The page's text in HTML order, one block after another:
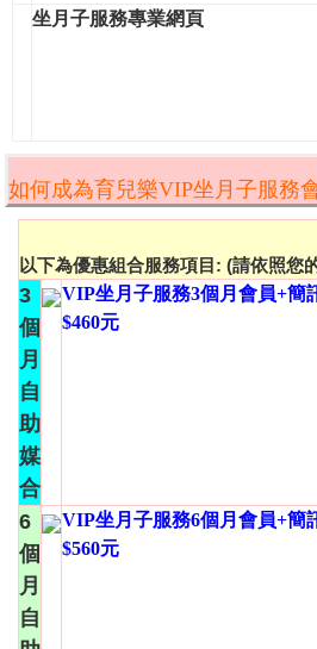
坐月子服務專業網頁
如何成為育兒樂VIP坐月子服務
以下為優惠組合服務項目: (請依照您
3
個
月
自
助
媒
合
VIP坐月子服務3個月會員+簡
$460元
6
個
月
自
VIP坐月子服務6個月會員+簡
$560元